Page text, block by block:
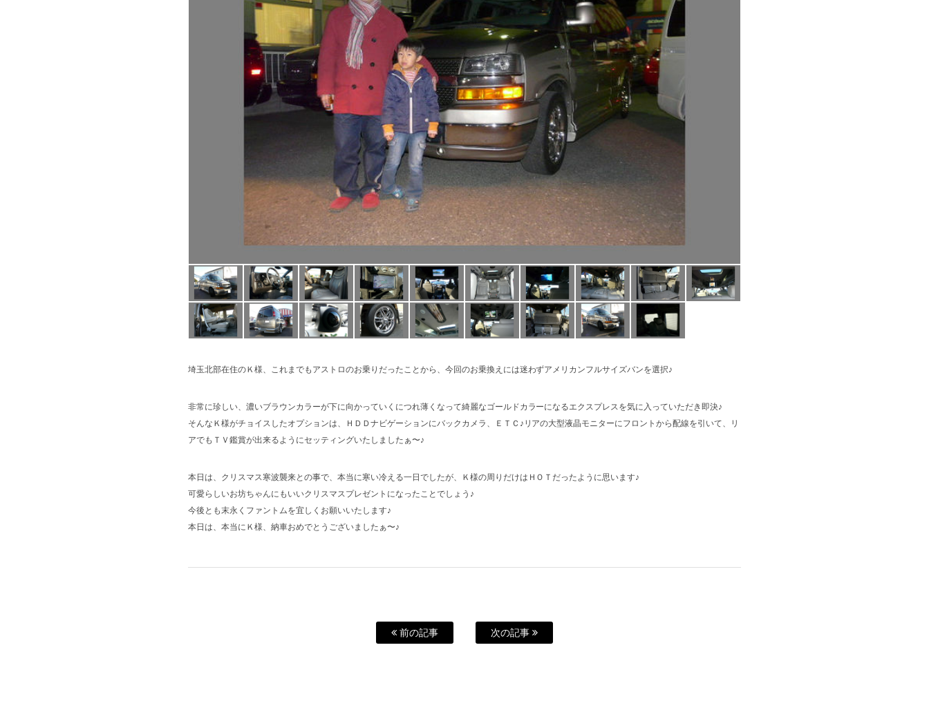
埼玉北部在住のＫ様、これまでもアストロのお乗りだったことから、今回のお乗換えには迷わずアメリカンフルサイズバンを選択♪
非常に珍しい、濃いブラウンカラーが下に向かっていくにつれ薄くなって綺麗なゴールドカラーになるエクスプレスを気に入っていただき即決♪
そんなＫ様がチョイスしたオプションは、ＨＤＤナビゲーションにバックカメラ、ＥＴＣ♪リアの大型液晶モニターにフロントから配線を引いて、リ
アでもＴＶ鑑賞が出来るようにセッティングいたしましたぁ〜♪
本日は、クリスマス寒波襲来との事で、本当に寒い冷える一日でしたが、Ｋ様の周りだけはＨＯＴだったように思います♪
可愛らしいお坊ちゃんにもいいクリスマスプレゼントになったことでしょう♪
今後とも末永くファントムを宜しくお願いいたします♪
本日は、本当にＫ様、納車おめでとうございましたぁ〜♪
前の記事 次の記事